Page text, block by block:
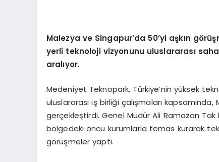
Malezya ve Singapur’da 50’yi aşkın gö
yerli teknoloji vizyonunu uluslararası
aralıyor.
Medeniyet Teknopark, Türkiye’nin yüksek
uluslararası iş birliği çalışmaları
gerçekleştirdi. Genel Müdür Ali Ramazan
bölgedeki öncü kurumlarla temas kurarak
görüşmeler yaptı.